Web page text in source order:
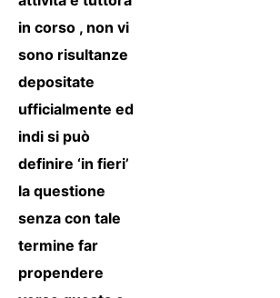
in corso , non vi
sono risultanze
depositate
ufficialmente ed
indi si può
definire ‘in fieri’
la questione
senza con tale
termine far
propendere